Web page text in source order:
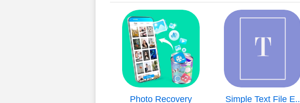
Photo Recovery Simple Text File E..